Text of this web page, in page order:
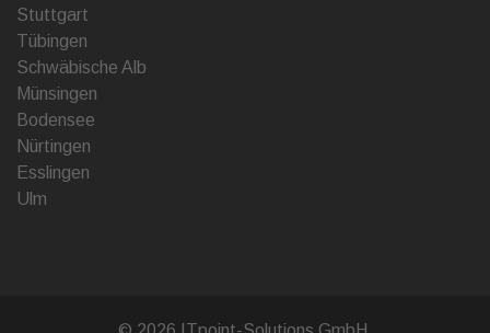
Stuttgart
Tübingen
Schwäbische Alb
Münsingen
Bodensee
Nürtingen
Esslingen
Ulm